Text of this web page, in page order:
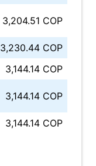
3,204.51 COP
3,230.44 COP
3,144.14 COP
3,144.14 COP
3,144.14 COP